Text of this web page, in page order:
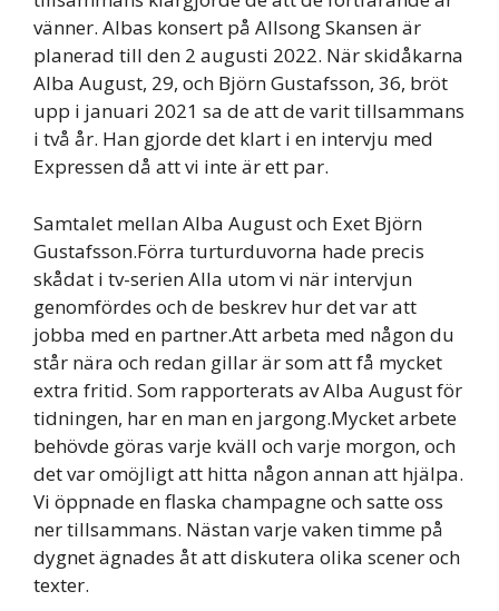
vänner. Albas konsert på Allsong Skansen är
planerad till den 2 augusti 2022. När skidåkarna
Alba August, 29, och Björn Gustafsson, 36, bröt
upp i januari 2021 sa de att de varit tillsammans
i två år. Han gjorde det klart i en intervju med
Expressen då att vi inte är ett par.
Samtalet mellan Alba August och Exet Björn
Gustafsson.Förra turturduvorna hade precis
skådat i tv-serien Alla utom vi när intervjun
genomfördes och de beskrev hur det var att
jobba med en partner.Att arbeta med någon du
står nära och redan gillar är som att få mycket
extra fritid. Som rapporterats av Alba August för
tidningen, har en man en jargong.Mycket arbete
behövde göras varje kväll och varje morgon, och
det var omöjligt att hitta någon annan att hjälpa.
Vi öppnade en flaska champagne och satte oss
ner tillsammans. Nästan varje vaken timme på
dygnet ägnades åt att diskutera olika scener och
texter.